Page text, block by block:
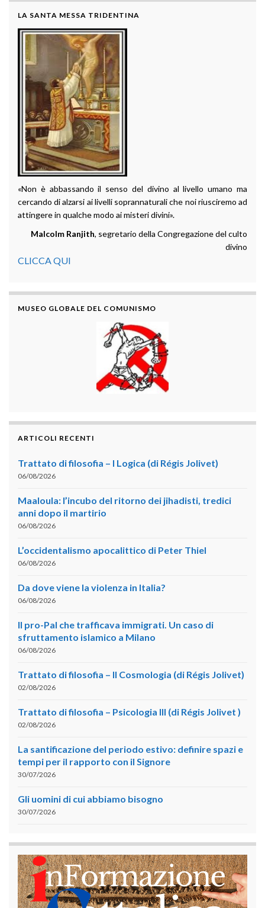
LA SANTA MESSA TRIDENTINA
«Non è abbassando il senso del divino al livello umano ma
cercando di alzarsi ai livelli soprannaturali che noi riusciremo ad
attingere in qualche modo ai misteri divini».
Malcolm Ranjith, segretario della Congregazione del culto
divino
CLICCA QUI
MUSEO GLOBALE DEL COMUNISMO
ARTICOLI RECENTI
Trattato di filosofia – I Logica (di Régis Jolivet)
06/08/2026
Maaloula: l’incubo del ritorno dei jihadisti, tredici
anni dopo il martirio
06/08/2026
L’occidentalismo apocalittico di Peter Thiel
06/08/2026
Da dove viene la violenza in Italia?
06/08/2026
Il pro-Pal che trafficava immigrati. Un caso di
sfruttamento islamico a Milano
06/08/2026
Trattato di filosofia – II Cosmologia (di Régis Jolivet)
02/08/2026
Trattato di filosofia – Psicologia III (di Régis Jolivet )
02/08/2026
La santificazione del periodo estivo: definire spazi e
tempi per il rapporto con il Signore
30/07/2026
Gli uomini di cui abbiamo bisogno
30/07/2026